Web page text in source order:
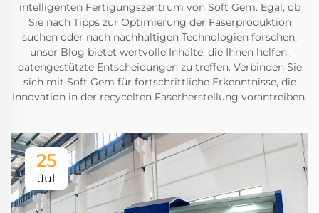
intelligenten Fertigungszentrum von Soft Gem. Egal, ob
Sie nach Tipps zur Optimierung der Faserproduktion
suchen oder nach nachhaltigen Technologien forschen,
unser Blog bietet wertvolle Inhalte, die Ihnen helfen,
datengestützte Entscheidungen zu treffen. Verbinden Sie
sich mit Soft Gem für fortschrittliche Erkenntnisse, die
Innovation in der recycelten Faserherstellung vorantreiben.
25
Jul